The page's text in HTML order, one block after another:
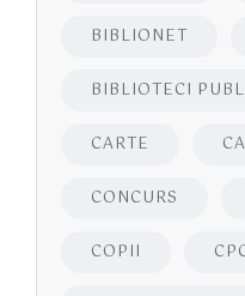
BIBLIONET
BIBLIOTECI
CARTE
CONCURS
COPII